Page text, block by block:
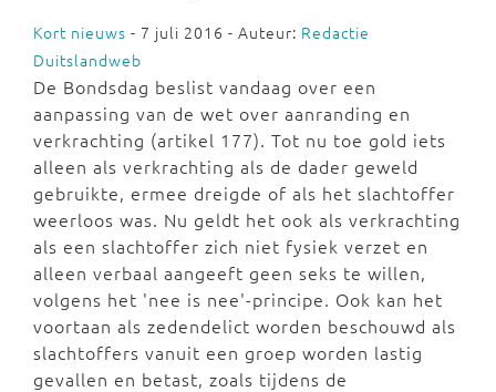
Kort nieuws - 7 juli 2016 - Auteur: Redactie
Duitslandweb
De Bondsdag beslist vandaag over een
aanpassing van de wet over aanranding en
verkrachting (artikel 177). Tot nu toe gold iets
alleen als verkrachting als de dader geweld
gebruikte, ermee dreigde of als het slachtoffer
weerloos was. Nu geldt het ook als verkrachting
als een slachtoffer zich niet fysiek verzet en
alleen verbaal aangeeft geen seks te willen,
volgens het 'nee is nee'-principe. Ook kan het
voortaan als zedendelict worden beschouwd als
slachtoffers vanuit een groep worden lastig
gevallen en betast, zoals tijdens de